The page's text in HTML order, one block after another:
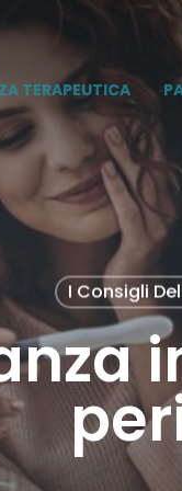
TERAPEUTICA
I Consigli